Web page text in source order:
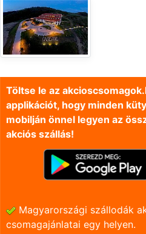
Töltse le az
applikációt, hogy minden
mobilján önnel legyen az
akciós szállás!
Magyarországi szállodák
csomagajánlatai egy helyen.